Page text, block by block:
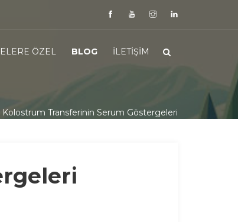
ÖZEL BLOG İLETIŞIM
Kolostrum Transferinin Serum Göstergeleri